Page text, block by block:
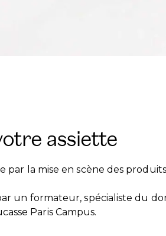
assiette
par la mise en scène des produits
un formateur, spécialiste du
Paris Campus.